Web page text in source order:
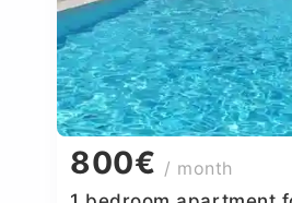
800€ / month